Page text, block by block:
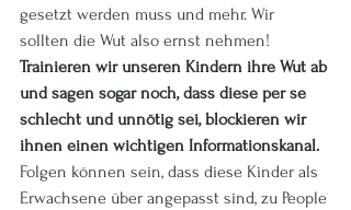
gesetzt werden muss und mehr. Wir
sollten die Wut also ernst nehmen!
Trainieren wir unseren Kindern ihre Wut ab
und sagen sogar noch, dass diese per se
schlecht und unnötig sei, blockieren wir
ihnen einen wichtigen Informationskanal.
Folgen können sein, dass diese Kinder als
Erwachsene über angepasst sind, zu People